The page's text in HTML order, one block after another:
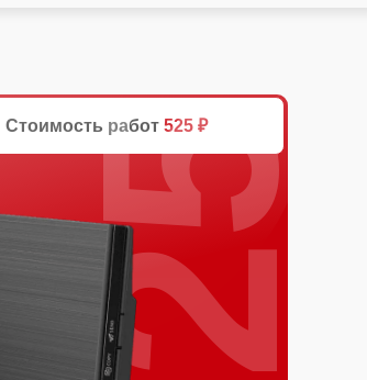
Стоимость работ 525 ₽
25%